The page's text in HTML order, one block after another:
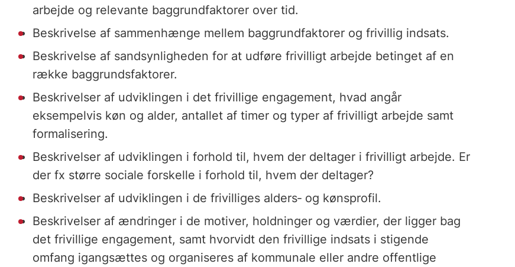
arbejde og relevante baggrundfaktorer over tid.
Beskrivelse af sammenhænge mellem baggrundfaktorer og frivillig indsats.
Beskrivelse af sandsynligheden for at udføre frivilligt arbejde betinget af en
række baggrundsfaktorer.
Beskrivelser af udviklingen i det frivillige engagement, hvad angår
eksempelvis køn og alder, antallet af timer og typer af frivilligt arbejde samt
formalisering.
Beskrivelser af udviklingen i forhold til, hvem der deltager i frivilligt arbejde. Er
der fx større sociale forskelle i forhold til, hvem der deltager?
Beskrivelser af udviklingen i de frivilliges alders‐ og kønsprofil.
Beskrivelser af ændringer i de motiver, holdninger og værdier, der ligger bag
det frivillige engagement, samt hvorvidt den frivillige indsats i stigende
omfang igangsættes og organiseres af kommunale eller andre offentlige